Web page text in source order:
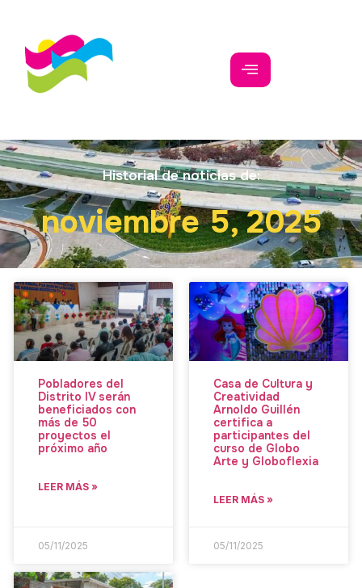
Historial de noticias de:
noviembre 5, 2025
Pobladores del
Distrito IV serán
beneficiados con
más de 50
proyectos el
próximo año
LEER MÁS »
05/11/2025
Casa de Cultura y
Creatividad
Arnoldo Guillén
certifica a
participantes del
curso de Globo
Arte y Globoflexia
LEER MÁS »
05/11/2025